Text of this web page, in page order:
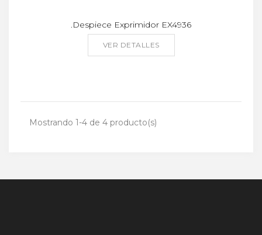
.Despiece Exprimidor EX4936
VER DETALLES
Mostrando 1-4 de 4 producto(s)